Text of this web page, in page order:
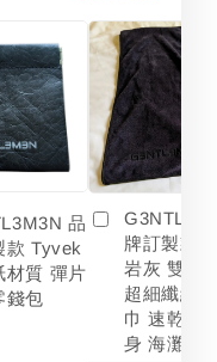
品
款 Tyvek
材質 彈片
錢包
牌訂製款
岩灰 雙色
超細纖維
巾 速乾 吸
身 海灘